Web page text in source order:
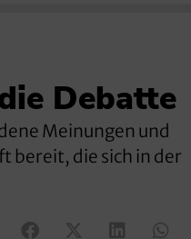
Debatte
Meinungen und
bereit, die sich in der